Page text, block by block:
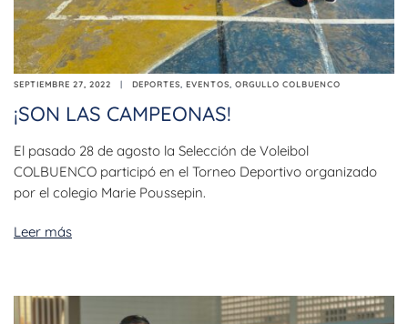
SEPTIEMBRE 27, 2022 DEPORTES EVENTOS ORGULLO COLBUENCO
¡SON LAS CAMPEONAS!
El pasado 28 de agosto la Selección de Voleibol
COLBUENCO participó en el Torneo Deportivo organizado
por el colegio Marie Poussepin.
Leer más